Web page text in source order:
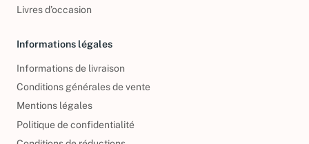
Livres d’occasion
Informations légales
Informations de livraison
Conditions générales de vente
Mentions légales
Politique de confidentialité